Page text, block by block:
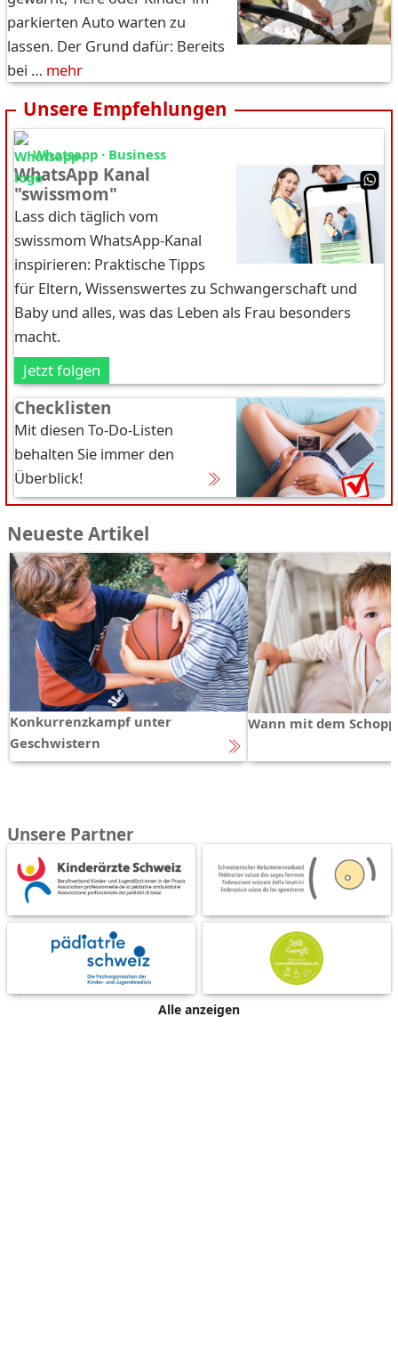
parkierten Auto warten zu
lassen. Der Grund dafür: Bereits
bei … mehr
Unsere Empfehlungen
Whatsapp · Business
WhatsApp Kanal
"swissmom"
Lass dich täglich vom
swissmom WhatsApp-Kanal
inspirieren: Praktische Tipps
für Eltern, Wissenswertes zu Schwangerschaft und
Baby und alles, was das Leben als Frau besonders
macht.
Jetzt folgen
Checklisten
Mit diesen To-Do-Listen
behalten Sie immer den
Überblick!
Neueste Artikel
Konkurrenzkampf unter
Geschwistern
Wann mit dem
Unsere Partner
Alle anzeigen